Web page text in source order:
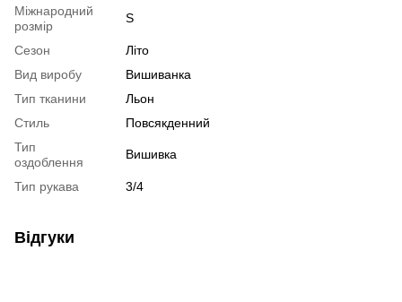
Міжнародний
розмір
S
Сезон
Літо
Вид виробу
Вишиванка
Тип тканини
Льон
Стиль
Повсякденний
Тип
оздоблення
Вишивка
Тип рукава 3/4
Відгуки